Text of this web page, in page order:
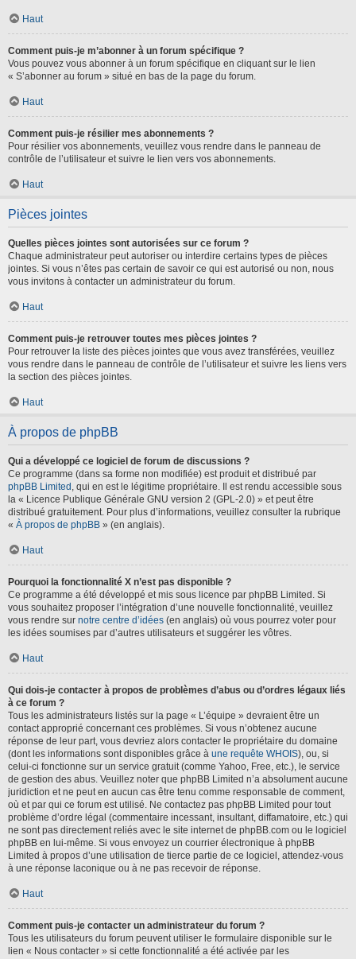
Haut
Comment puis-je m’abonner à un forum spécifique ?
Vous pouvez vous abonner à un forum spécifique en cliquant sur le lien
« S’abonner au forum » situé en bas de la page du forum.
Haut
Comment puis-je résilier mes abonnements ?
Pour résilier vos abonnements, veuillez vous rendre dans le panneau de
contrôle de l’utilisateur et suivre le lien vers vos abonnements.
Haut
Pièces jointes
Quelles pièces jointes sont autorisées sur ce forum ?
Chaque administrateur peut autoriser ou interdire certains types de pièces
jointes. Si vous n’êtes pas certain de savoir ce qui est autorisé ou non, nous
vous invitons à contacter un administrateur du forum.
Haut
Comment puis-je retrouver toutes mes pièces jointes ?
Pour retrouver la liste des pièces jointes que vous avez transférées, veuillez
vous rendre dans le panneau de contrôle de l’utilisateur et suivre les liens vers
la section des pièces jointes.
Haut
À propos de phpBB
Qui a développé ce logiciel de forum de discussions ?
Ce programme (dans sa forme non modifiée) est produit et distribué par
phpBB Limited , qui en est le légitime propriétaire. Il est rendu accessible sous
la « Licence Publique Générale GNU version 2 (GPL-2.0) » et peut être
distribué gratuitement. Pour plus d’informations, veuillez consulter la rubrique
« À propos de phpBB » (en anglais).
Haut
Pourquoi la fonctionnalité X n’est pas disponible ?
Ce programme a été développé et mis sous licence par phpBB Limited. Si
vous souhaitez proposer l’intégration d’une nouvelle fonctionnalité, veuillez
vous rendre sur notre centre d’idées (en anglais) où vous pourrez voter pour
les idées soumises par d’autres utilisateurs et suggérer les vôtres.
Haut
Qui dois-je contacter à propos de problèmes d’abus ou d’ordres légaux liés
à ce forum ?
Tous les administrateurs listés sur la page « L’équipe » devraient être un
contact approprié concernant ces problèmes. Si vous n’obtenez aucune
réponse de leur part, vous devriez alors contacter le propriétaire du domaine
(dont les informations sont disponibles grâce à une requête WHOIS), ou, si
celui-ci fonctionne sur un service gratuit (comme Yahoo, Free, etc.), le service
de gestion des abus. Veuillez noter que phpBB Limited n’a absolument aucune
juridiction et ne peut en aucun cas être tenu comme responsable de comment,
où et par qui ce forum est utilisé. Ne contactez pas phpBB Limited pour tout
problème d’ordre légal (commentaire incessant, insultant, diffamatoire, etc.) qui
ne sont pas directement reliés avec le site internet de phpBB.com ou le logiciel
phpBB en lui-même. Si vous envoyez un courrier électronique à phpBB
Limited à propos d’une utilisation de tierce partie de ce logiciel, attendez-vous
à une réponse laconique ou à ne pas recevoir de réponse.
Haut
Comment puis-je contacter un administrateur du forum ?
Tous les utilisateurs du forum peuvent utiliser le formulaire disponible sur le
lien « Nous contacter » si cette fonctionnalité a été activée par les